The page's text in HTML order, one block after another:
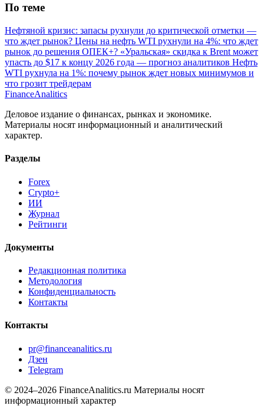
По теме
Нефтяной кризис: запасы рухнули до критической отметки —
что ждет рынок? Цены на нефть WTI рухнули на 4%: что ждет
рынок до решения ОПЕК+? «Уральская» скидка к Brent может
упасть до $17 к концу 2026 года — прогноз аналитиков Нефть
WTI рухнула на 1%: почему рынок ждет новых минимумов и
что грозит трейдерам
FinanceAnalitics
Деловое издание о финансах, рынках и экономике.
Материалы носят информационный и аналитический
характер.
Разделы
Forex
Crypto+
ИИ
Журнал
Рейтинги
Документы
Редакционная политика
Методология
Конфиденциальность
Контакты
Контакты
pr@financeanalitics.ru
Дзен
Telegram
© 2024–2026 FinanceAnalitics.ru Материалы носят
информационный характер